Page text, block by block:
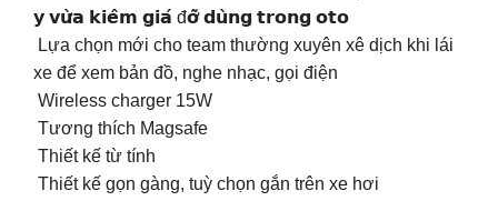
𝘆 𝘃𝘂̛̀𝗮 𝗸𝗶𝗲̂𝗺 𝗴𝗶𝗮́ đ𝗼̛̃ 𝗱𝘂̀𝗻𝗴 𝘁𝗿𝗼𝗻𝗴 𝗼𝘁𝗼
Lựa chọn mới cho team thường xuyên xê dịch khi lái
xe để xem bản đồ, nghe nhạc, gọi điện
️ Wireless charger 15W
️ Tương thích Magsafe
️ Thiết kế từ tính
️ Thiết kế gọn gàng, tuỳ chọn gắn trên xe hơi